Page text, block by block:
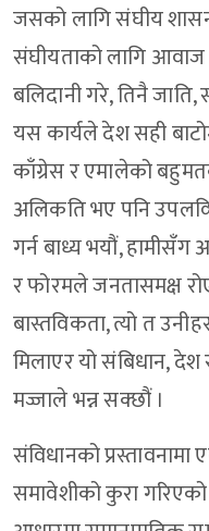
जसको लागि संघीय
संघीयताको लागि
बलिदानी गरे, तिनै
यस कार्यले देश सही
काँग्रेस र एमालेको
अलिकति भए पनि
गर्न बाध्य भयौं, हामीसँग
र फोरमले जनतासमक्ष
बास्तविकता, त्यो त
मिलाएर यो संबिधान,
मज्जाले भन्न सक्छौं ।
संविधानको
समावेशीको कुरा